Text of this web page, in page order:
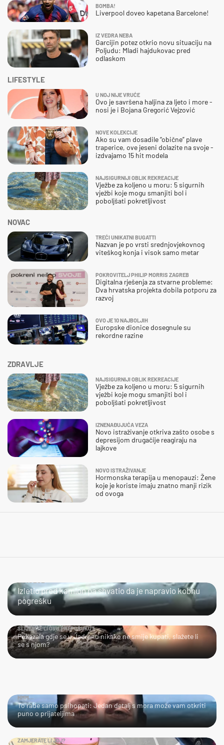
ZDRAVLJE
NAJSIGURNIJI OBLIK REKREACIJE
Vježbe za koljeno u moru: 5 sigurnih
vježbi koje mogu smanjiti bol i
poboljšati pokretljivost
IZNENAĐUJUĆA VEZA
Novo istraživanje otkriva zašto osobe s
depresijom drugačije reagiraju na
lajkove
NOVO ISTRAŽIVANJE
Hormonska terapija u menopauzi: Žene
koje je koriste imaju znatno manji rizik
od ovoga
BOMBA!
Liverpool doveo kapetana Barcelone!
IZ VEDRA NEBA
Garcijin potez otkrio novu situaciju na
Poljudu: Mladi hajdukovac pred
odlaskom
NOVAC
TREĆI UNIKATNI BUGATTI
Nazvan je po vrsti srednjovjekovnog
viteškog konja i visok samo metar
POKROVITELJ PHILIP MORRIS ZAGREB
Digitalna rješenja za stvarne probleme:
Dva hrvatska projekta dobila potporu za
razvoj
OVO JE 10 NAJBOLJIH
Europske dionice dosegnule su
rekordne razine
LIFESTYLE
U NOJ NIJE VRUĆE
Ovo je savršena haljina za ljeto i more -
nosi je i Bojana Gregorić Vejzović
NOVE KOLEKCIJE
Ako su vam dosadile “obične” plave
traperice, ove jeseni dolazite na svoje -
izdvajamo 15 hit modela
NAJSIGURNIJI OBLIK REKREACIJE
Vježbe za koljeno u moru: 5 sigurnih
vježbi koje mogu smanjiti bol i
poboljšati pokretljivost
ČOVJEČE...
Izletio pred kamion pa shvatio da je napravio kobnu
pogrešku
SLIJEDITE LI OVU PREPORUKU?
Pokazala gdje se u Jadranu nikako ne smije kupati, slažete li
se s njom?
HMM…
To rade samo psihopati: Jedan detalj s mora može vam otkriti
puno o prijateljima
ZAMJERATE LI JOJ?